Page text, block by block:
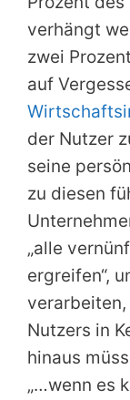
verhängt
zwei
auf
der Nutzer
seine
zu diesen
„alle
ergreifen“,
Nutzers in
hinaus
„…wenn es